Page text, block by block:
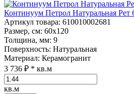
Континуум Петрол Натуральная Рет
Артикул товара: 610010002681
Размер, см: 60x120
Толщина, мм: 9
Поверхность: Натуральная
Материал: Керамогранит
3 736 ₽ * кв.м
кв.м